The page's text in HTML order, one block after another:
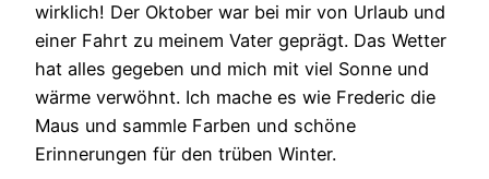
wirklich! Der Oktober war bei mir von Urlaub und
einer Fahrt zu meinem Vater geprägt. Das Wetter
hat alles gegeben und mich mit viel Sonne und
wärme verwöhnt. Ich mache es wie Frederic die
Maus und sammle Farben und schöne
Erinnerungen für den trüben Winter.